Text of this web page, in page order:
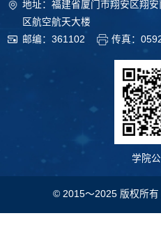
地址：福建省厦门市翔安区翔
区航空航天大楼
邮编：361102
传真：
学院
© 2015～2025 版权所